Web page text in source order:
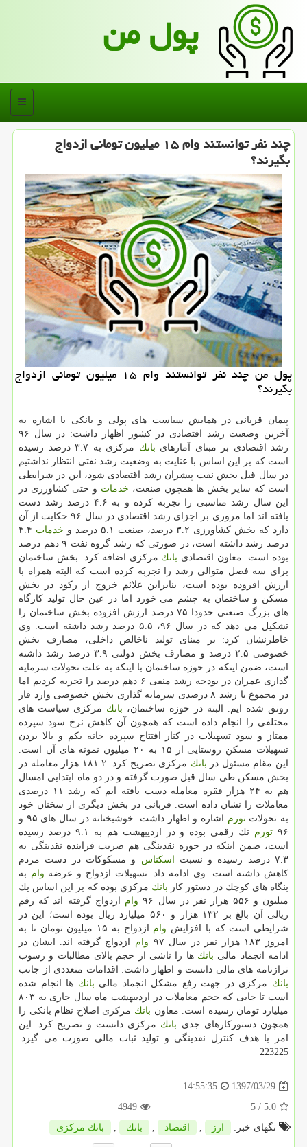
پول من
منو
چند نفر توانستند وام ۱۵ میلیون تومانی ازدواج
بگیرند؟
پول من چند نفر توانستند وام ۱۵ میلیون تومانی ازدواج
بگیرند؟
پیمان قربانی در همایش سیاست های پولی و بانكی با اشاره به
آخرین وضعیت رشد اقتصادی در كشور اظهار داشت: در سال ۹۶
رشد اقتصادی بر مبنای آمارهای بانك
مركزی به ۳.۷ درصد رسیده
است كه بر این اساس با عنایت به وضعیت رشد نفتی انتظار نداشتیم
در سال قبل بخش نفت پیشران رشد اقتصادی شود، این در شرایطی
است كه سایر بخش ها همچون صنعت، خدمات و حتی كشاورزی در
این سال رشد مناسبی را تجربه كرده و به ۴.۶ درصد رشد دست
یافته اند اما مروری بر اجزای رشد اقتصادی در سال ۹۶ حكایت از آن
دارد كه بخش كشاورزی ۳.۲ درصد، صنعت ۵.۱ درصد و
خدمات ۴.۴
درصد رشد داشته است، در صورتی كه رشد گروه نفت ۹ دهم درصد
بوده است. معاون اقتصادی بانك مركزی اضافه كرد: بخش ساختمان
برای سه فصل متوالی رشد را تجربه كرده است كه البته همراه با
ارزش افزوده بوده است، بنابراین علائم خروج از ركود در بخش
مسكن و ساختمان به چشم می خورد اما در عین حال تولید كارگاه
های بزرگ صنعتی حدودا ۷۵ درصد ارزش افزوده بخش ساختمان را
تشكیل می دهد كه در سال ۹۶، ۵.۵ درصد رشد داشته است. وی
خاطرنشان كرد: بر مبنای تولید ناخالص داخلی، مصارف بخش
خصوصی ۲.۵ درصد و مصارف بخش دولتی ۳.۹ درصد رشد داشته
است، ضمن اینكه در حوزه ساختمان با اینكه به علت تحولات سرمایه
گذاری عمران در بودجه رشد منفی ۶ دهم درصد را تجربه كردیم اما
در مجموع با رشد ۸ درصدی سرمایه گذاری بخش خصوصی وارد فاز
رونق شده ایم. البته در حوزه ساختمان، بانك مركزی سیاست های
مختلفی را انجام داده است كه همچون آن كاهش نرخ سود سپرده
ممتاز و سود تسهیلات در كنار افتتاح سپرده خانه یكم و بالا بردن
تسهیلات مسكن روستایی از ۱۵ به ۲۰ میلیون نمونه های آن است.
این مقام مسئول در بانك
مركزی تصریح كرد: ۱۸۱.۲ هزار معامله در
بخش مسكن طی سال قبل صورت گرفته و در دو ماه ابتدایی امسال
هم به ۲۴ هزار فقره معامله دست یافته ایم كه رشد ۱۱ درصدی
معاملات را نشان داده است. قربانی در بخش دیگری از سخنان خود
به تحولاتتورم
اشاره و اظهار داشت: خوشبختانه در سال های ۹۵ و
۹۶ تورم
تك رقمی بوده و در اردیبهشت هم به ۹.۱ درصد رسیده
است، ضمن اینكه در حوزه نقدینگی هم ضریب فزاینده نقدینگی به
۷.۳ درصد رسیده و نسبت
اسكناس و مسكوكات در دست مردم
كاهش داشته است. وی ادامه داد: تسهیلات ازدواج و عرضه وام به
بنگاه های كوچك در دستور كار بانك مركزی بوده كه بر این اساس یك
میلیون و ۵۵۶ هزار نفر در سال ۹۶
وام ازدواج گرفته اند كه رقم
ریالی آن بالغ بر ۱۳۲ هزار و ۵۶۰ میلیارد ریال بوده است؛ این در
شرایطی است كه با افزایش وام
ازدواج به ۱۵ میلیون تومان تا به
امروز ۱۸۳ هزار نفر در سال ۹۷
وام ازدواج گرفته اند. ایشان در
ادامه انجماد مالی بانك ها را ناشی از حجم بالای مطالبات و رسوب
ترازنامه های مالی دانست و اظهار داشت: اقدامات متعددی از جانب
بانك مركزی در جهت رفع مشكل انجماد مالی بانك ها انجام شده
است تا جایی كه حجم معاملات در اردیبهشت ماه سال جاری به ۸۰۳
میلیارد تومان رسیده است. معاون بانك مركزی اصلاح نظام بانكی را
همچون دستوركارهای جدی بانك مركزی دانست و تصریح كرد: این
امر با هدف كنترل نقدینگی و تولید ثبات مالی صورت می گیرد.
223225
1397/03/29
14:55:35
5.0
/ 5
4949
تگهای خبر:
ارز , اقتصاد , بانك , بانك مركزی